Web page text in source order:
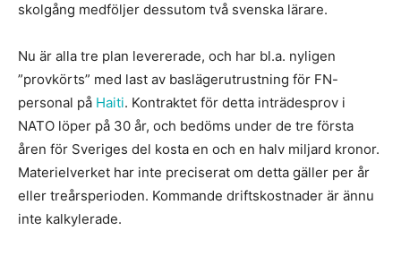
skolgång medföljer dessutom två svenska lärare.
Nu är alla tre plan levererade, och har bl.a. nyligen
”provkörts” med last av baslägerutrustning för FN-
personal på Haiti. Kontraktet för detta inträdesprov i
NATO löper på 30 år, och bedöms under de tre första
åren för Sveriges del kosta en och en halv miljard kronor.
Materielverket har inte preciserat om detta gäller per år
eller treårsperioden. Kommande driftskostnader är ännu
inte kalkylerade.